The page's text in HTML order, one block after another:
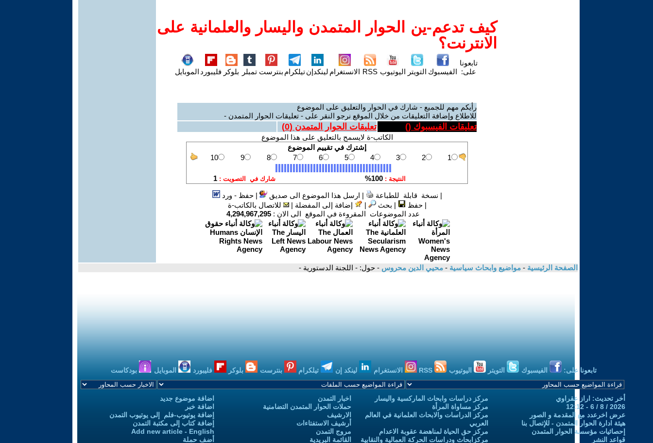
كيف تدعم-ين الحوار المتمدن واليسار والعلمانية على
الانترنت؟
تابعونا
على: الفيسبوك التويتر اليوتيوب RSS الانستغرام لينكدإنتيلكرام بنترست تمبلر بلوكر فليبورد الموبايل
رأيكم مهم للجميع - شارك في الحوار والتعليق على الموضوع
للاطلاع وإضافة التعليقات من خلال الموقع نرجو النقر على - تعليقات الحوار المتمدن -
تعليقات الفيسبوك () تعليقات الحوار المتمدن (0
)
الكاتب-ة لايسمح بالتعليق على هذا الموضوع
| نسخة قابلة للطباعة | ارسل هذا الموضوع الى صديق |حفظ - ورد
|حفظ | بحث | إضافة إلى المفضلة |
للاتصال بالكاتب-ة
عدد الموضوعات المقروءة في الموقع الى الان : 4,294,967,295
الصفحة الرئيسية - مواضيع وابحاث سياسية - محيي الدين محروس - حول: - اللجنة الدستورية -
تابعونا على: الفيسبوك التويتر اليوتيوب الانستغرام لينكد إن تيلكرام بنترست بلوكر فليبورد الموبايل بودكاست
أخر تحديث: اراز عقراوي
2026 / 8 / 6 - 12:12
عرض اخرعدد مع المقدمة و الصور
هيئة ادارة الحوار المتمدن - للإتصال بنا
إحصائيات مؤسسة الحوار المتمدن
قواعد النشر
مركز دراسات وابحاث الماركسية واليسار
مركز مساواة المرأة
مركز الدراسات والابحاث العلمانية في العالم
العربي
مركز حق الحياة لمناهضة عقوبة الاعدام
مركزابحاث ودراسات الحركة العمالية والنقابية
اخبار التمدن
حملات الحوار المتمدن التضامنية
الارشيف
أرشيف الاستفتاءات
مروج التمدن
القائمة البريدية
اضافة موضوع جديد
اضافة خبر
إضافة يوتيوب-فلم إلى يوتيوب التمدن
إضافة كتاب إلى مكتبة التمدن
Add new article - English
أضف حملة